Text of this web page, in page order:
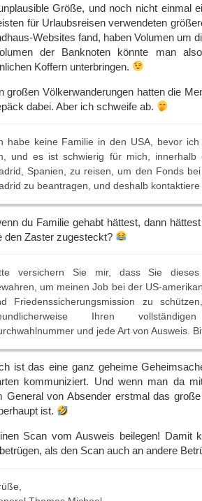
Größe, und noch nicht einmal
für Urlaubsreisen verwendeten
Websites fand, haben Volumen um
der Banknoten könnte man
Koffern unterbringen.
großen Völkerwanderungen hatten die
dabei. Aber ich schweife ab.
habe keine Familie in den USA, bevor
und es ist schwierig für mich, innerhalb
Spanien, zu reisen, um den Fonds
zu beantragen, und deshalb kontaktiere
du Familie gehabt hättest, dann
den Zaster zugesteckt?
versichern Sie mir, dass Sie dieses
um meinen Job bei der US-
Friedenssicherungsmission zu
Ihren
und jede Art von Ausweis.
ist das eine ganz geheime
kommuniziert. Und wenn man da
General von Absender erstmal das
ist.
Scan vom Ausweis beilegen! Damit
als den Scan auch an andere